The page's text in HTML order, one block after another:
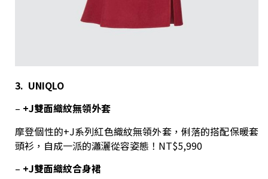
3. UNIQLO
– +J雙面織紋無領外套
摩登個性的+J系列紅色織紋無領外套，俐落的搭配保暖套
頭衫，自成一派的瀟灑從容姿態！NT$5,990
– +J雙面織紋合身裙